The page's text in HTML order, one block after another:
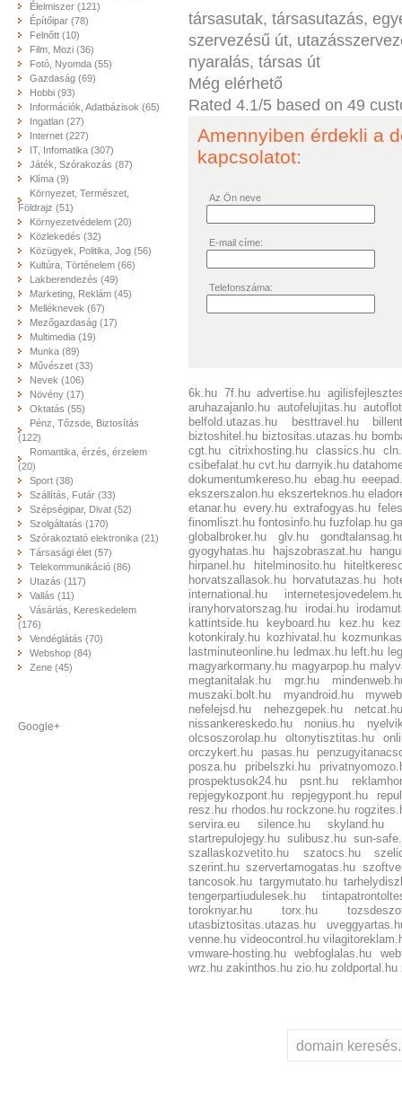
Élelmiszer (121)
Építőipar (78)
Felnőtt (10)
Film, Mozi (36)
Fotó, Nyomda (55)
Gazdaság (69)
Hobbi (93)
Információk, Adatbázisok (65)
Ingatlan (27)
Internet (227)
IT, Infomatika (307)
Játék, Szórakozás (87)
Klíma (9)
Környezet, Természet,
Földrajz (51)
Környezetvédelem (20)
Közlekedés (32)
Közügyek, Politika, Jog (56)
Kultúra, Történelem (66)
Lakberendezés (49)
Marketing, Reklám (45)
Melléknevek (67)
Mezőgazdaság (17)
Multimedia (19)
Munka (89)
Művészet (33)
Nevek (106)
Növény (17)
Oktatás (55)
Pénz, Tőzsde, Biztosítás
(122)
Romantika, érzés, érzelem
(20)
Sport (38)
Szállítás, Futár (33)
Szépségipar, Divat (52)
Szolgáltatás (170)
Szórakoztató elektronika (21)
Társasági élet (57)
Telekommunikáció (86)
Utazás (117)
Vallás (11)
Vásárlás, Kereskedelem
(176)
Vendéglátás (70)
Webshop (84)
Zene (45)
Google+
társasutak, társasutazás,
szervezésű út,
nyaralás, társas út
Még elérhető
Rated 4.1/5 based on 49
Amennyiben érdekli a
kapcsolatot:
Az Ön neve
E-mail címe:
Telefonszáma:
6k.hu 7f.hu advertise.hu
aruhazajanlo.hu autofelujitas.hu
belfold.utazas.hu
besttravel.hu
biztoshitel.hu biztositas.utazas.hu
cgt.hu
citrixhosting.hu classics.hu
csibefalat.hu cvt.hu darnyik.hu
dokumentumkereso.hu ebag.hu
ekszerszalon.hu ekszerteknos.hu
etanar.hu every.hu extrafogyas.hu
finomliszt.hu fontosinfo.hu fuzfolap.hu
globalbroker.hu
glv.hu
gyogyhatas.hu
hajszobraszat.hu
hirpanel.hu
hitelminosito.hu
horvatszallasok.hu horvatutazas.hu
international.hu
iranyhorvatorszag.hu
irodai.hu
kattintside.hu
keyboard.hu kez.hu
kotonkiraly.hu kozhivatal.hu
lastminuteonline.hu ledmax.hu left.hu
magyarkormany.hu magyarpop.hu
megtanitalak.hu
mgr.hu
muszaki.bolt.hu
myandroid.hu
nefelejsd.hu
nehezgepek.hu
nissankereskedo.hu
nonius.hu
olcsoszorolap.hu
oltonytisztitas.hu
orczykert.hu
pasas.hu
posza.hu
pribelszki.hu
prospektusok24.hu
psnt.hu
repjegykozpont.hu
repjegypont.hu
resz.hu rhodos.hu rockzone.hu
servira.eu
silence.hu
skyland.hu
startrepulojegy.hu sulibusz.hu sun-
szallaskozvetito.hu
szatocs.hu
szerint.hu szervertamogatas.hu
tancosok.hu targymutato.hu
tengerpartiudulesek.hu
toroknyar.hu
torx.hu
utasbiztositas.utazas.hu
venne.hu videocontrol.hu
vmware-hosting.hu
webfoglalas.hu
wrz.hu zakinthos.hu zio.hu zoldportal.hu